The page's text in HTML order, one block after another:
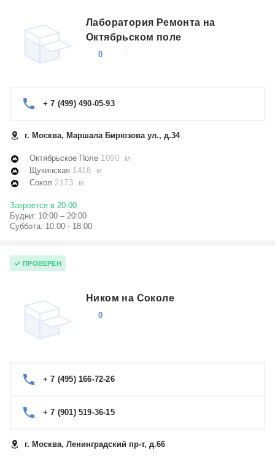
Лаборатория Ремонта на
Октябрьском поле
0
+ 7 (499) 490-05-93
г. Москва, Маршала Бирюзова ул., д.34
Октябрьское Поле 1090 м
Щукинская 1418 м
Сокол 2173 м
Закроется в 20:00
Будни: 10:00 – 20:00
Суббота: 10:00 - 18:00
ПРОВЕРЕН
Ником на Соколе
0
+ 7 (495) 166-72-26
+ 7 (901) 519-36-15
г. Москва, Ленинградский пр-т, д.66